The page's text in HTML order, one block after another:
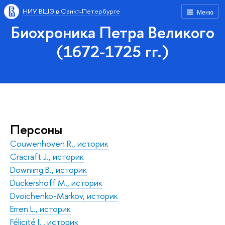
Меню
НИУ ВШЭ в Санкт-Петербурге
Биохроника Петра Великого
(1672-1725 гг.)
Персоны
Couwenhoven R., историк
Cracraft J., историк
Downiing B., историк
Dückershoff М., историк
Dvoichenko-Markov, историк
Erren L., историк
Félicité I. , историк